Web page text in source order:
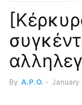
By A.P.O. - January